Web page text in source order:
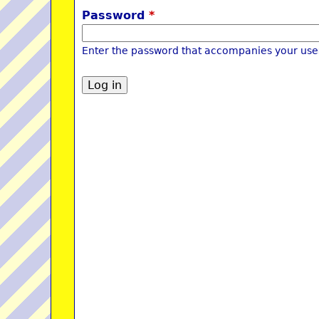
Password *
Enter the password that accompanies your